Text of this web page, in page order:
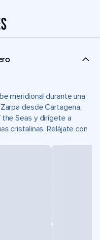
meridional durante una
desde Cartagena,
Seas y dirígete a
cristalinas. Relájate con